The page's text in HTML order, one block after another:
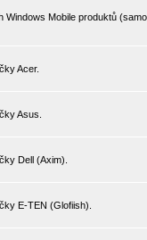
Mobile produktů
Acer.
Asus.
Dell (Axim).
E-TEN (Glofiish).